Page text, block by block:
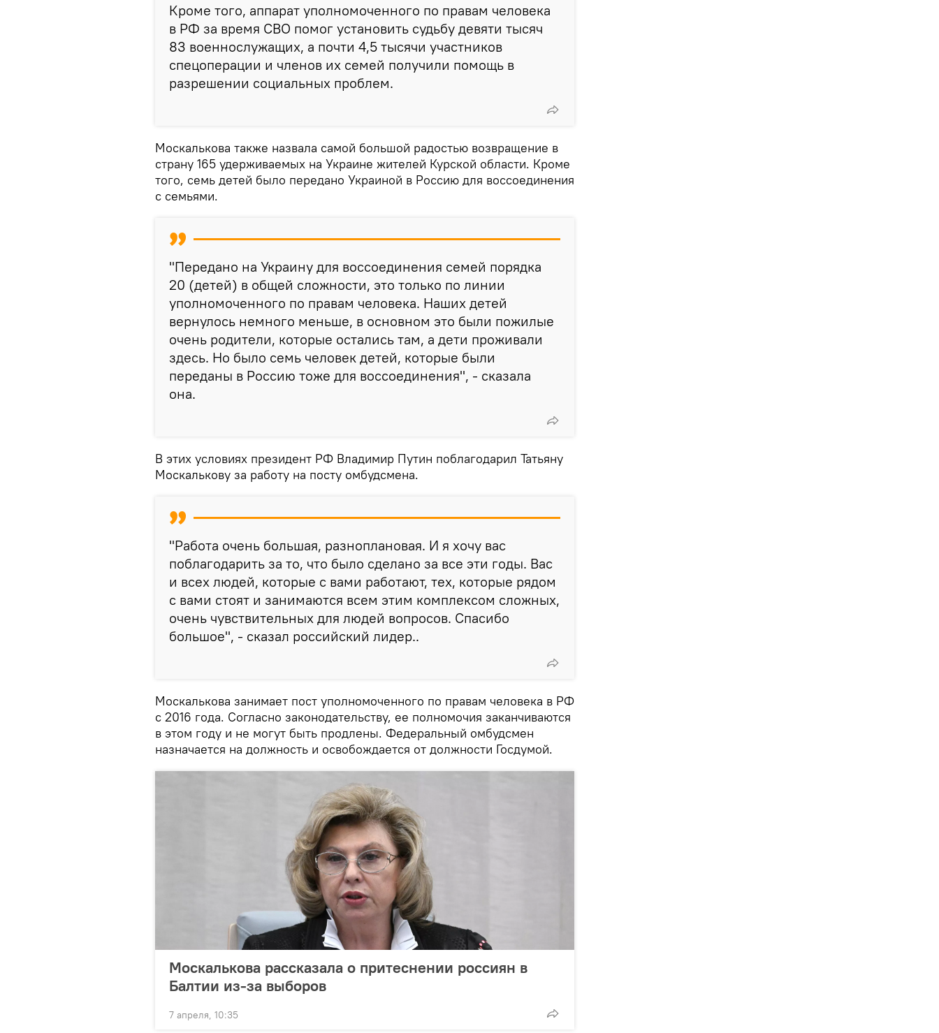
Кроме того, аппарат уполномоченного по правам человека
в РФ за время СВО помог установить судьбу девяти тысяч
83 военнослужащих, а почти 4,5 тысячи участников
спецоперации и членов их семей получили помощь в
разрешении социальных проблем.
Москалькова также назвала самой большой радостью возвращение в
страну 165 удерживаемых на Украине жителей Курской области. Кроме
того, семь детей было передано Украиной в Россию для воссоединения
с семьями.
"Передано на Украину для воссоединения семей порядка
20 (детей) в общей сложности, это только по линии
уполномоченного по правам человека. Наших детей
вернулось немного меньше, в основном это были пожилые
очень родители, которые остались там, а дети проживали
здесь. Но было семь человек детей, которые были
переданы в Россию тоже для воссоединения", - сказала
она.
В этих условиях президент РФ Владимир Путин поблагодарил Татьяну
Москалькову за работу на посту омбудсмена.
"Работа очень большая, разноплановая. И я хочу вас
поблагодарить за то, что было сделано за все эти годы. Вас
и всех людей, которые с вами работают, тех, которые рядом
с вами стоят и занимаются всем этим комплексом сложных,
очень чувствительных для людей вопросов. Спасибо
большое", - сказал российский лидер..
Москалькова занимает пост уполномоченного по правам человека в РФ
с 2016 года. Согласно законодательству, ее полномочия заканчиваются
в этом году и не могут быть продлены. Федеральный омбудсмен
назначается на должность и освобождается от должности Госдумой.
Москалькова рассказала о притеснении россиян в
Балтии из-за выборов
7 апреля, 10:35